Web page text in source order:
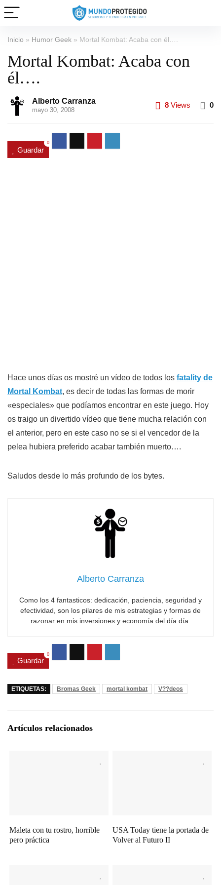
Inicio » Humor Geek » Mortal Kombat: Acaba con él….
Mortal Kombat: Acaba con
él….
Alberto Carranza
mayo 30, 2008
8 Views 0
Guardar
0
Hace unos días os mostré un vídeo de todos los fatality de
Mortal Kombat, es decir de todas las formas de morir
«especiales» que podíamos encontrar en este juego. Hoy
os traigo un divertido vídeo que tiene mucha relación con
el anterior, pero en este caso no se si el vencedor de la
pelea hubiera preferido acabar también muerto….
Saludos desde lo más profundo de los bytes.
Alberto Carranza
Como los 4 fantasticos: dedicación, paciencia, seguridad y
efectividad, son los pilares de mis estrategias y formas de
razonar en mis inversiones y economía del día día.
Guardar
0
ETIQUETAS: Bromas Geek mortal kombat V??deos
Artículos relacionados
Maleta con tu rostro, horrible
pero práctica
USA Today tiene la portada de
Volver al Futuro II